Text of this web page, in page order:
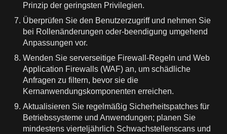
Prinzip der geringsten Privilegien.
Überprüfen Sie den Benutzerzugriff und nehmen Sie
bei Rollenänderungen oder-beendigung umgehend
Anpassungen vor.
Wenden Sie serverseitige Firewall-Regeln und Web
Application Firewalls (WAF) an, um schädliche
Anfragen zu filtern, bevor sie die
Kernanwendungskomponenten erreichen.
Aktualisieren Sie regelmäßig Sicherheitspatches für
Betriebssysteme und Anwendungen; planen Sie
mindestens vierteljährlich Schwachstellenscans und